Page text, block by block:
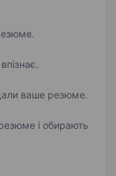
ваше резюме.
і обирають